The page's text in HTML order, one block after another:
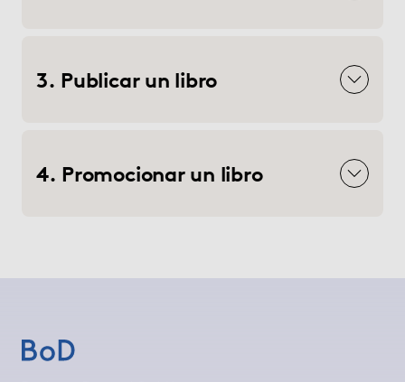
3. Publicar un libro
4. Promocionar un libro